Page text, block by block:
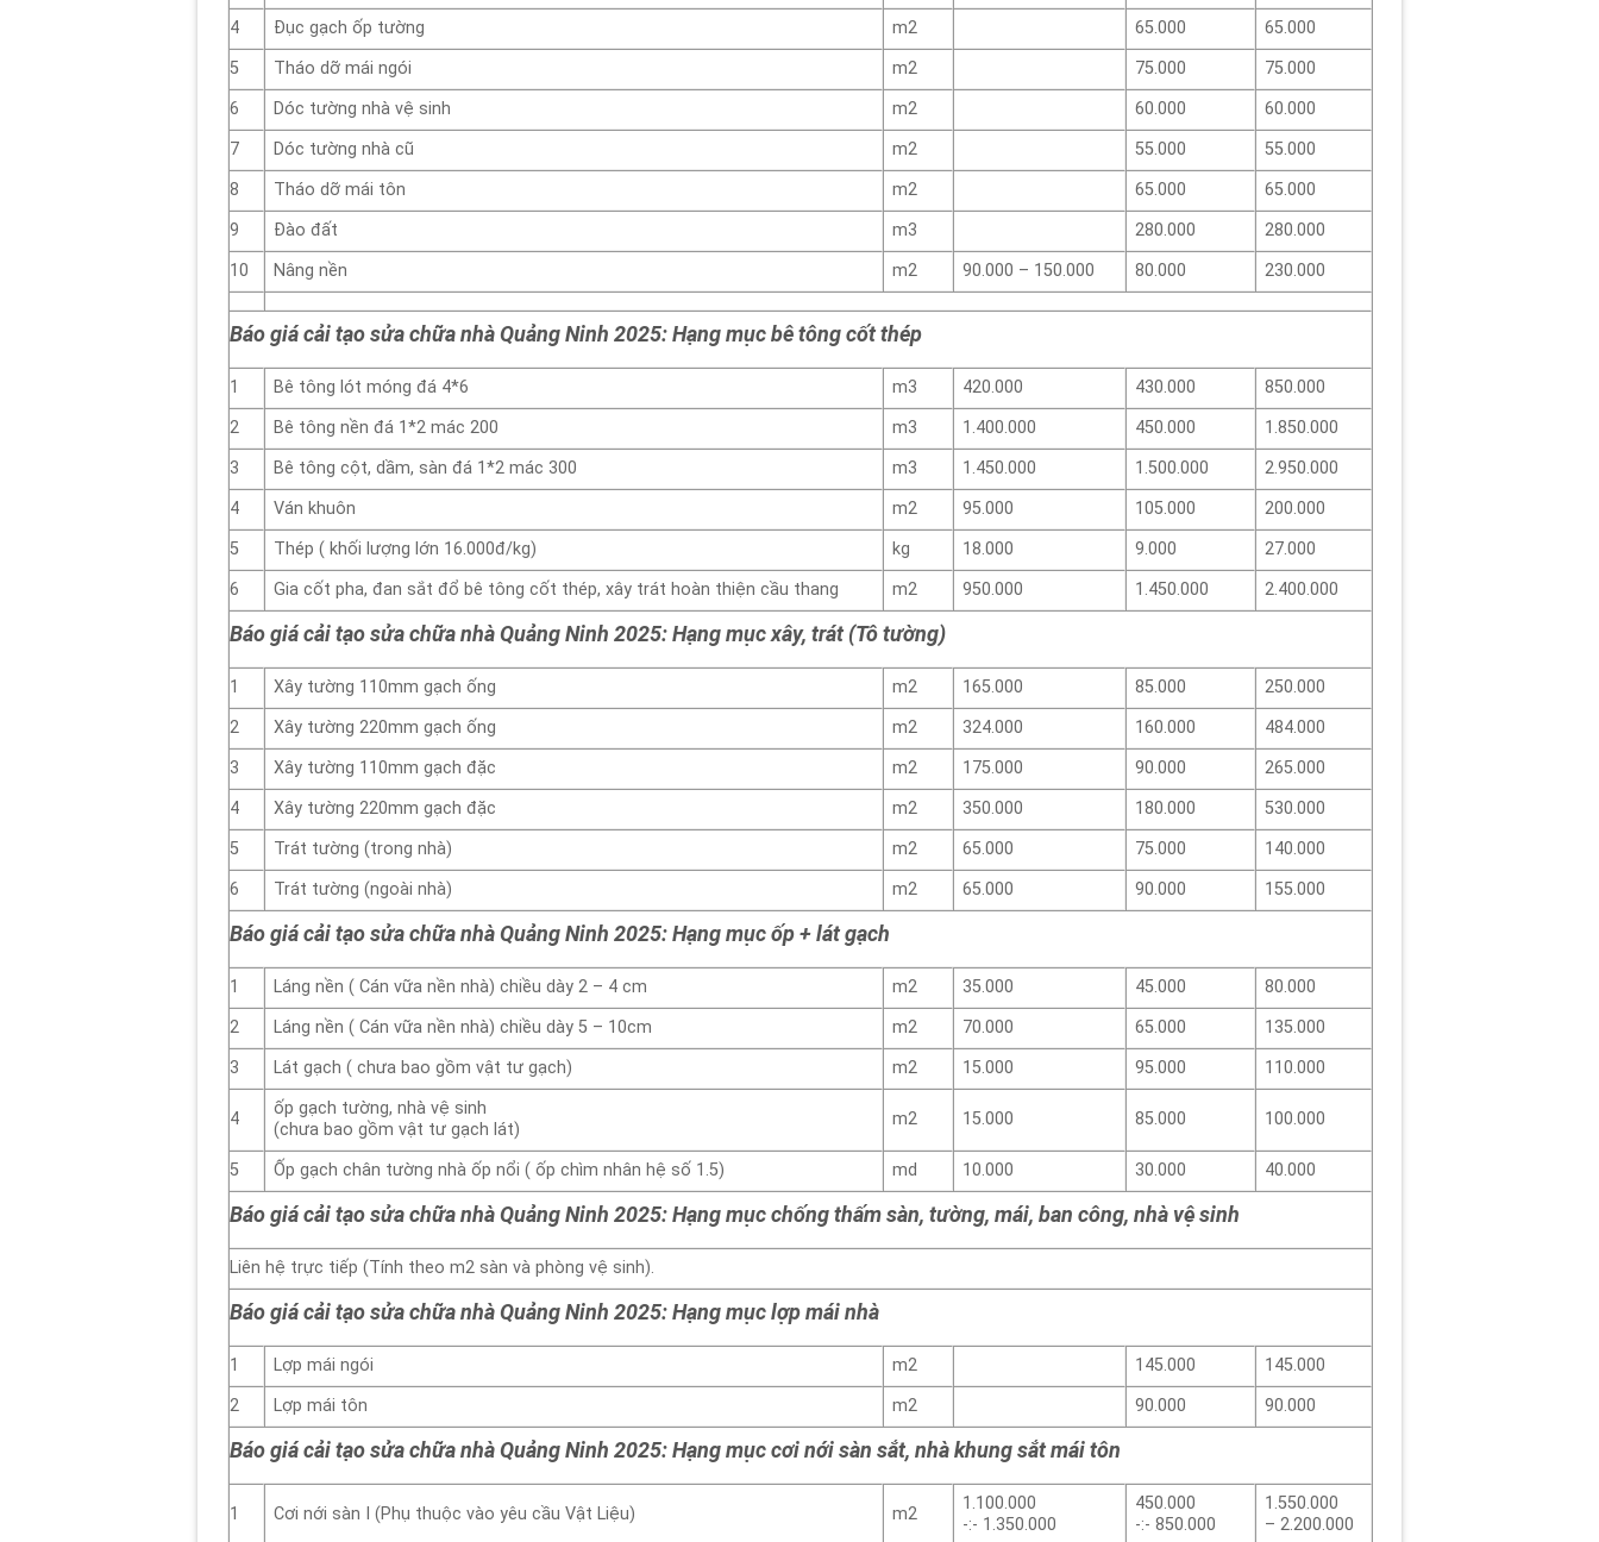
4
Đục gạch ốp tường m2 65.000
65.000
5
Tháo dỡ mái ngói m2 75.000
75.000
6
Dóc tường nhà vệ sinh m2 60.000
60.000
7
Dóc tường nhà cũ m2 55.000
55.000
8
Tháo dỡ mái tôn m2 65.000
65.000
9
Đào đất m3 280.000
280.000
10
Nâng nền m2 90.000 – 150.000 80.000 230.000
Báo giá cải tạo sửa chữa nhà Quảng Ninh 2025: Hạng mục bê tông cốt thép
1 Bê tông lót móng đá 4*6 m3 420.000 430.000
850.000
2
Bê tông nền đá 1*2 mác 200 m3 1.400.000 450.000
1.850.000
3
Bê tông cột, dầm, sàn đá 1*2 mác 300 m3 1.450.000 1.500.000
2.950.000
4
Ván khuôn m2 95.000 105.000
200.000
5
Thép ( khối lượng lớn 16.000đ/kg) kg 18.000 9.000
27.000
6
Gia cốt pha, đan sắt đổ bê tông cốt thép, xây trát hoàn thiện cầu thang m2 950.000 1.450.000 2.400.000
Báo giá cải tạo sửa chữa nhà Quảng Ninh 2025: Hạng mục xây, trát (Tô tường)
1 Xây tường 110mm gạch ống m2 165.000 85.000
250.000
2
Xây tường 220mm gạch ống m2 324.000 160.000
484.000
3
Xây tường 110mm gạch đặc m2 175.000 90.000
265.000
4
Xây tường 220mm gạch đặc m2 350.000 180.000
530.000
5
Trát tường (trong nhà) m2 65.000 75.000
140.000
6
Trát tường (ngoài nhà) m2 65.000 90.000 155.000
Báo giá cải tạo sửa chữa nhà Quảng Ninh 2025: Hạng mục ốp + lát gạch
1 Láng nền ( Cán vữa nền nhà) chiều dày 2 – 4 cm m2 35.000 45.000
80.000
2
Láng nền ( Cán vữa nền nhà) chiều dày 5 – 10cm m2 70.000 65.000
135.000
3
Lát gạch ( chưa bao gồm vật tư gạch) m2 15.000 95.000 110.000
4
ốp gạch tường, nhà vệ sinh
(chưa bao gồm vật tư gạch lát)
m2 15.000 85.000 100.000
5 Ốp gạch chân tường nhà ốp nổi ( ốp chìm nhân hệ số 1.5) md 10.000 30.000 40.000
Báo giá cải tạo sửa chữa nhà Quảng Ninh 2025: Hạng mục chống thấm sàn, tường, mái, ban công, nhà vệ sinh
Liên hệ trực tiếp (Tính theo m2 sàn và phòng vệ sinh).
Báo giá cải tạo sửa chữa nhà Quảng Ninh 2025: Hạng mục lợp mái nhà
1 Lợp mái ngói m2 145.000
145.000
2
Lợp mái tôn m2 90.000 90.000
Báo giá cải tạo sửa chữa nhà Quảng Ninh 2025: Hạng mục cơi nới sàn sắt, nhà khung sắt mái tôn
1 Cơi nới sàn I (Phụ thuộc vào yêu cầu Vật Liệu) m2
1.100.000
-:- 1.350.000
450.000
-:- 850.000
1.550.000
– 2.200.000